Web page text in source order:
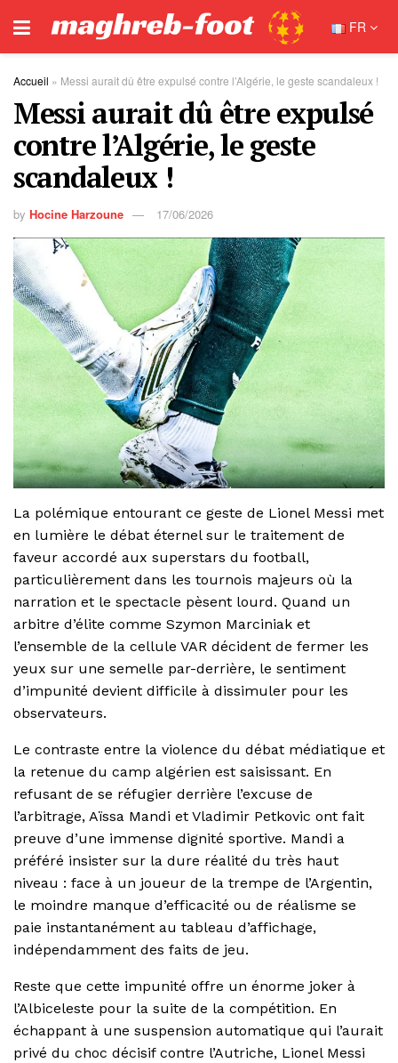
FR
Accueil » Messi aurait dû être expulsé contre l’Algérie, le geste scandaleux !
Messi aurait dû être expulsé
contre l’Algérie, le geste
scandaleux !
by Hocine Harzoune 17/06/2026
La polémique entourant ce geste de Lionel Messi met
en lumière le débat éternel sur le traitement de
faveur accordé aux superstars du football,
particulièrement dans les tournois majeurs où la
narration et le spectacle pèsent lourd. Quand un
arbitre d’élite comme Szymon Marciniak et
l’ensemble de la cellule VAR décident de fermer les
yeux sur une semelle par-derrière, le sentiment
d’impunité devient difficile à dissimuler pour les
observateurs.
Le contraste entre la violence du débat médiatique et
la retenue du camp algérien est saisissant. En
refusant de se réfugier derrière l’excuse de
l’arbitrage, Aïssa Mandi et Vladimir Petkovic ont fait
preuve d’une immense dignité sportive. Mandi a
préféré insister sur la dure réalité du très haut
niveau : face à un joueur de la trempe de l’Argentin,
le moindre manque d’efficacité ou de réalisme se
paie instantanément au tableau d’affichage,
indépendamment des faits de jeu.
Reste que cette impunité offre un énorme joker à
l’Albiceleste pour la suite de la compétition. En
échappant à une suspension automatique qui l’aurait
privé du choc décisif contre l’Autriche, Lionel Messi